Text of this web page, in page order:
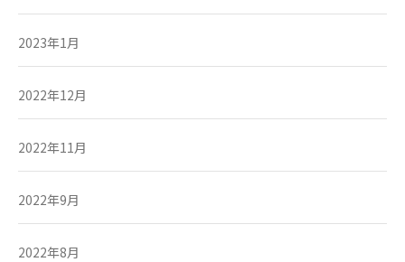
2023年1月
2022年12月
2022年11月
2022年9月
2022年8月